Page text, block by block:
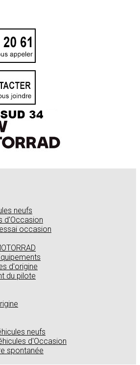
neufs
d'Occasion
occasion
d'origine
du pilote
neufs
d'Occasion
spontanée